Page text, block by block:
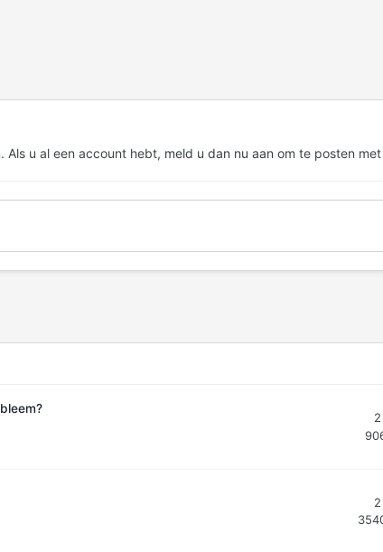
Als u al een account hebt, meld u dan nu aan om te posten
2
2